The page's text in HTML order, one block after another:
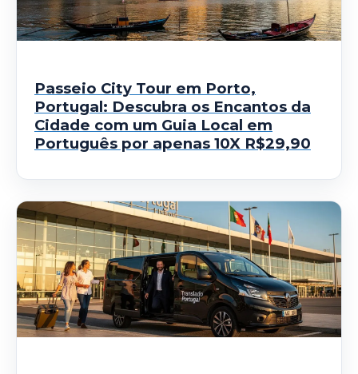
Passeio City Tour em Porto,
Portugal: Descubra os Encantos da
Cidade com um Guia Local em
Português por apenas 10X R$29,90